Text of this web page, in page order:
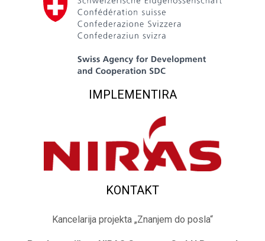
IMPLEMENTIRA
KONTAKT
Kancelarija projekta „Znanjem do posla“